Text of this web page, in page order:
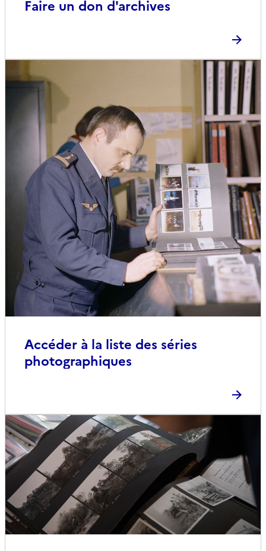
Faire un don d'archives
Accéder à la liste des séries
photographiques